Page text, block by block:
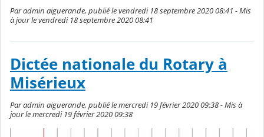
Par admin aiguerande, publié le vendredi 18 septembre 2020 08:41 - Mis
à jour le vendredi 18 septembre 2020 08:41
Dictée nationale du Rotary à
Misérieux
Par admin aiguerande, publié le mercredi 19 février 2020 09:38 - Mis à
jour le mercredi 19 février 2020 09:38